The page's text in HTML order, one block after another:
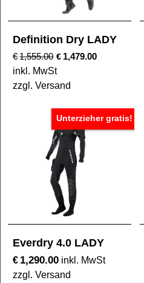
Definition Dry LADY
€1,555.00 € 1,479.00
inkl. MwSt
zzgl. Versand
Unterzieher gratis!
Everdry 4.0 LADY
€ 1,290.00 inkl. MwSt
zzgl. Versand